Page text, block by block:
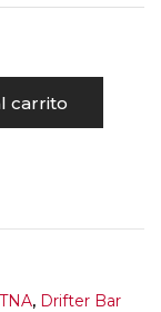
carrito
, Drifter Bar